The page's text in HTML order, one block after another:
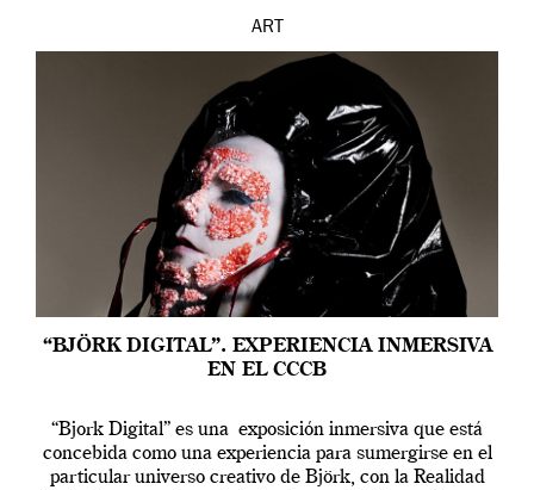
ART
“BJÖRK DIGITAL”. EXPERIENCIA INMERSIVA
EN EL CCCB
“Bjork Digital” es una exposición inmersiva que está
concebida como una experiencia para sumergirse en el
particular universo creativo de Björk, con la Realidad